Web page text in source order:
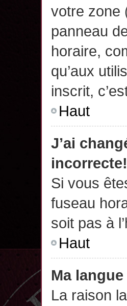
votre zone
panneau
horaire,
qu’aux
inscrit,
Haut
J’ai
incorrecte!
Si vous
fuseau
soit pas à
Haut
Ma
La raison